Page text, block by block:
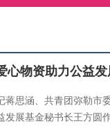
心物资助力公益
思涵、共青团弥勒市
展基金秘书长王方圆